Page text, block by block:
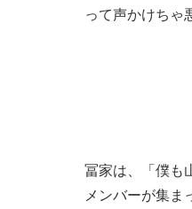
って声かけちゃ
冨家は、「僕も
メンバーが集ま